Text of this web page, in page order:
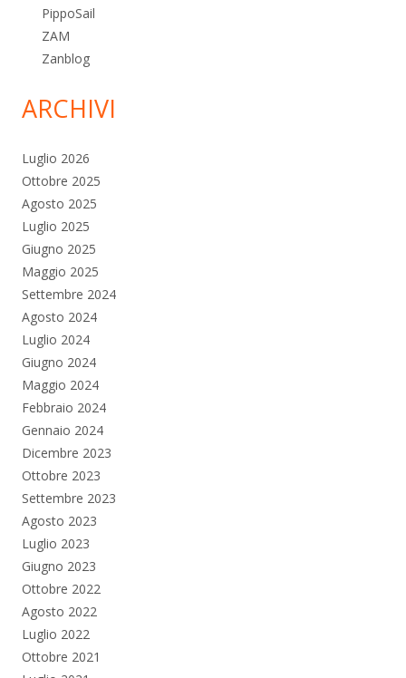
PippoSail
ZAM
Zanblog
ARCHIVI
Luglio 2026
Ottobre 2025
Agosto 2025
Luglio 2025
Giugno 2025
Maggio 2025
Settembre 2024
Agosto 2024
Luglio 2024
Giugno 2024
Maggio 2024
Febbraio 2024
Gennaio 2024
Dicembre 2023
Ottobre 2023
Settembre 2023
Agosto 2023
Luglio 2023
Giugno 2023
Ottobre 2022
Agosto 2022
Luglio 2022
Ottobre 2021